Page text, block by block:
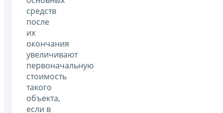
средств
после
их
окончания
увеличивают
первоначальную
стоимость
такого
объекта,
если в